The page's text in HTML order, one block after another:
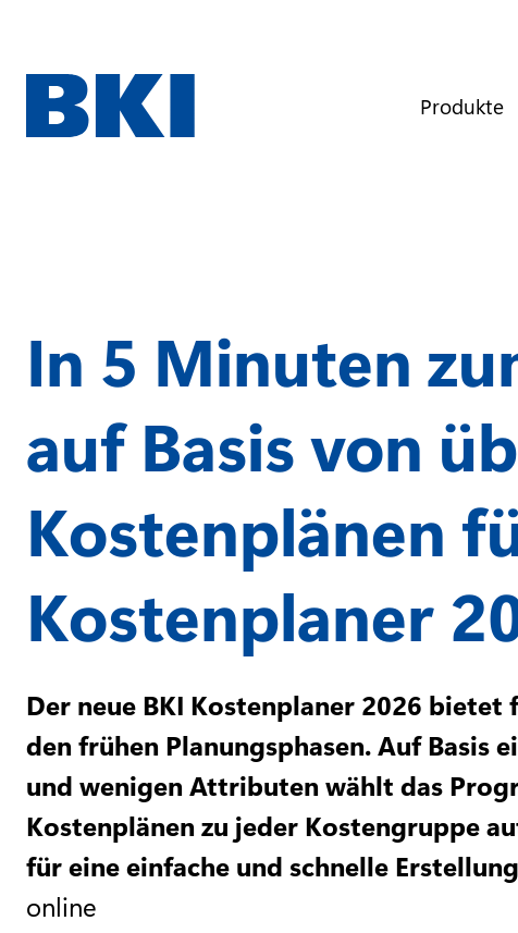
Produkte
In 5 Minuten
auf Basis von
Kostenplänen
Kostenplaner
Der neue BKI Kostenplaner 2026
den frühen Planungsphasen. Auf Basis
und wenigen Attributen wählt das
Kostenplänen zu jeder Kostengruppe
für eine einfache und schnelle
online